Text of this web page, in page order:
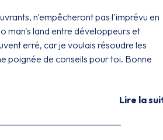
n'empêcheront pas l'imprévu en
man's land entre développeurs et
erré, car je voulais résoudre les
poignée de conseils pour toi. Bonne
Lire la